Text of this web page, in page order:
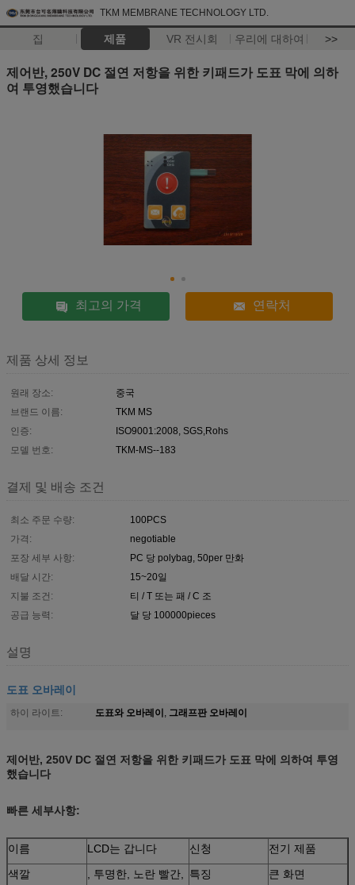
TKM MEMBRANE TECHNOLOGY LTD.
집 제품 VR 전시회 우리에 대하여 >>
제어반, 250V DC 절연 저항을 위한 키패드가 도표 막에 의하
여 투영했습니다
최고의 가격 연락처
제품 상세 정보
원래 장소:
중국
브랜드 이름:
TKM MS
인증:
ISO9001:2008, SGS,Rohs
모델 번호:
TKM-MS--183
결제 및 배송 조건
최소 주문 수량:
100PCS
가격:
negotiable
포장 세부 사항:
PC 당 polybag, 50per 만화
배달 시간:
15~20일
지불 조건:
티 / T 또는 패 / C 조
공급 능력:
달 당 100000pieces
설명
도표 오바레이
하이 라이트: 도표와 오바레이, 그래프판 오바레이
제어반, 250V DC 절연 저항을 위한 키패드가 도표 막에 의하여 투영
했습니다
빠른 세부사항:
이름 LCD는 갑니다 신청
전기 제품
색깔
, 투명한, 노란 빨간,
특징 큰 화면